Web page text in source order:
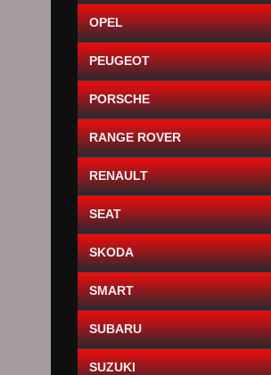
OPEL
PEUGEOT
PORSCHE
RANGE ROVER
RENAULT
SEAT
SKODA
SMART
SUBARU
SUZUKI